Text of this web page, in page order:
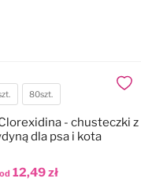
80szt.
12,49 zł
- chusteczki z
dla psa i kota